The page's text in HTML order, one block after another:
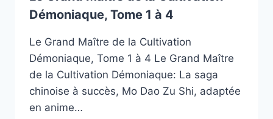
Démoniaque, Tome 1 à 4
Le Grand Maître de la Cultivation
Démoniaque, Tome 1 à 4 Le Grand Maître
de la Cultivation Démoniaque: La saga
chinoise à succès, Mo Dao Zu Shi, adaptée
en anime…